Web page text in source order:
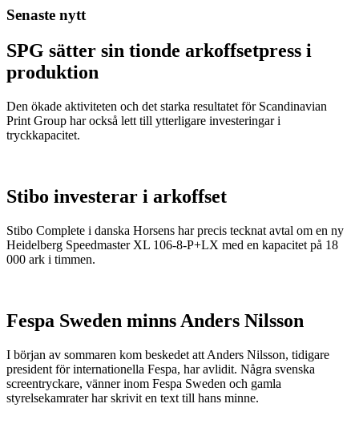
Senaste nytt
SPG sätter sin tionde arkoffsetpress i
produktion
Den ökade aktiviteten och det starka resultatet för Scandinavian
Print Group har också lett till ytterligare investeringar i
tryckkapacitet.
Stibo investerar i arkoffset
Stibo Complete i danska Horsens har precis tecknat avtal om en ny
Heidelberg Speedmaster XL 106-8-P+LX med en kapacitet på 18
000 ark i timmen.
Fespa Sweden minns Anders Nilsson
I början av sommaren kom beskedet att Anders Nilsson, tidigare
president för internationella Fespa, har avlidit. Några svenska
screentryckare, vänner inom Fespa Sweden och gamla
styrelsekamrater har skrivit en text till hans minne.